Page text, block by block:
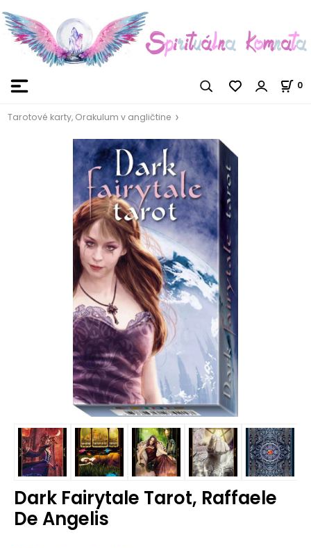
0
Tarotové karty, Orakulum v angličtine
Dark Fairytale Tarot, Raffaele
De Angelis